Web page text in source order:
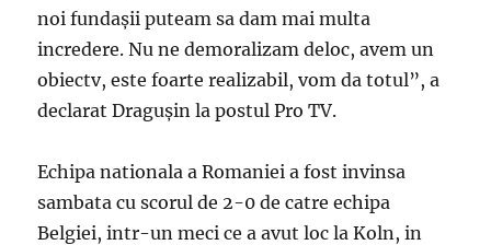
noi fundaşii puteam sa dam mai multa
incredere. Nu ne demoralizam deloc, avem un
obiectv, este foarte realizabil, vom da totul”, a
declarat Draguşin la postul Pro TV.
Echipa nationala a Romaniei a fost invinsa
sambata cu scorul de 2-0 de catre echipa
Belgiei, intr-un meci ce a avut loc la Koln, in